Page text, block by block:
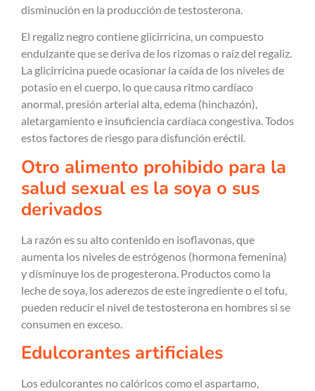
disminución en la producción de testosterona.
El regaliz negro contiene glicirricina, un compuesto
endulzante que se deriva de los rizomas o raíz del regaliz.
La glicirricina puede ocasionar la caída de los niveles de
potasio en el cuerpo, lo que causa ritmo cardíaco
anormal, presión arterial alta, edema (hinchazón),
aletargamiento e insuficiencia cardíaca congestiva. Todos
estos factores de riesgo para disfunción eréctil.
Otro alimento prohibido para la
salud sexual es la soya o sus
derivados
La razón es su alto contenido en isoflavonas, que
aumenta los niveles de estrógenos (hormona femenina)
y disminuye los de progesterona. Productos como la
leche de soya, los aderezos de este ingrediente o el tofu,
pueden reducir el nivel de testosterona en hombres si se
consumen en exceso.
Edulcorantes artificiales
Los edulcorantes no calóricos como el aspartamo,